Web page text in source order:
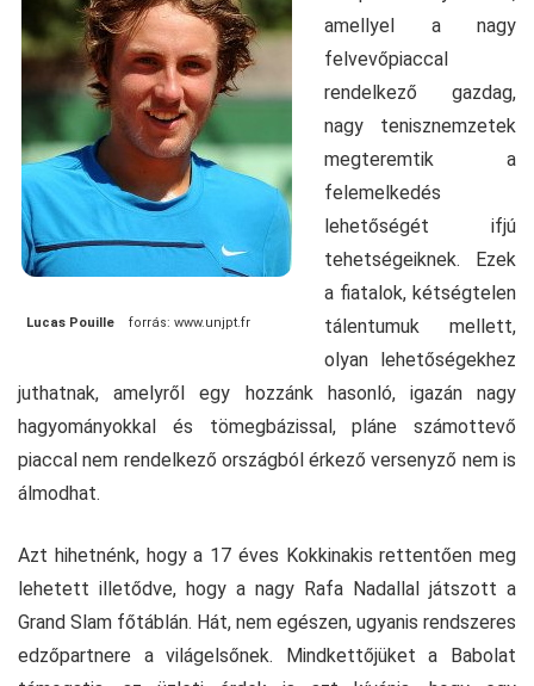
Lucas Pouille forrás: www.unjpt.fr
amellyel a nagy
felvevőpiaccal
rendelkező gazdag,
nagy tenisznemzetek
megteremtik a
felemelkedés
lehetőségét ifjú
tehetségeiknek. Ezek
a fiatalok, kétségtelen
tálentumuk mellett,
olyan lehetőségekhez
juthatnak, amelyről egy hozzánk hasonló, igazán nagy
hagyományokkal és tömegbázissal, pláne számottevő
piaccal nem rendelkező országból érkező versenyző nem is
álmodhat.
Azt hihetnénk, hogy a 17 éves Kokkinakis rettentően meg
lehetett illetődve, hogy a nagy Rafa Nadallal játszott a
Grand Slam főtáblán. Hát, nem egészen, ugyanis rendszeres
edzőpartnere a világelsőnek. Mindkettőjüket a Babolat